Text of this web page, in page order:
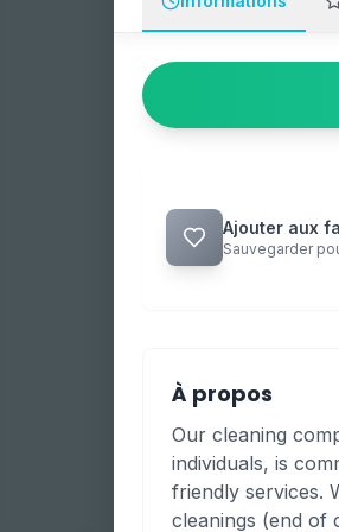
Ajouter aux
Sauvegarder
À propos
Our cleaning
individuals, is
friendly services.
cleanings (end of